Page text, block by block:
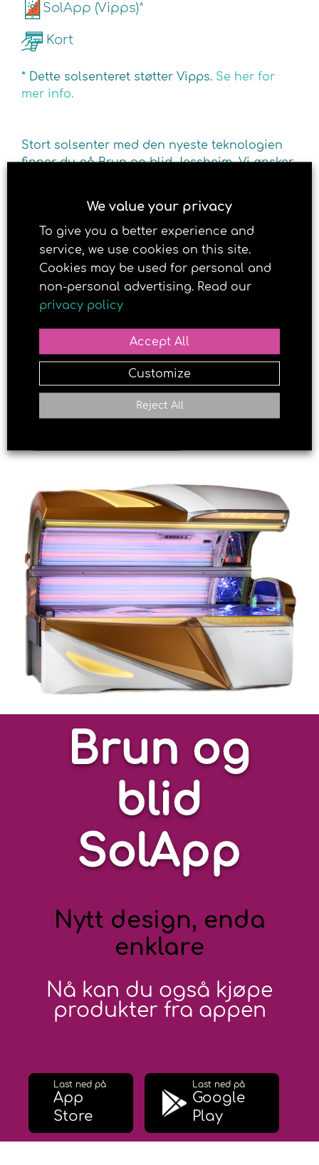
SolApp (Vipps)*
Kort
* Dette solsenteret støtter Vipps. Se her for
mer info.
Stort solsenter med den nyeste teknologien
finner du på Brun og blid Jessheim, Vi ønsker
deg en jevn og pen brunfarge.
Brun og
blid
SolApp
Nytt design, enda
enklare
Nå kan du også kjøpe
produkter fra appen
Last ned på
App
Store
Last ned på
Google
Play
We value your privacy
To give you a better experience and
service, we use cookies on this site.
Cookies may be used for personal and
non-personal advertising. Read our
privacy policy
Accept All
Reject All
Customize